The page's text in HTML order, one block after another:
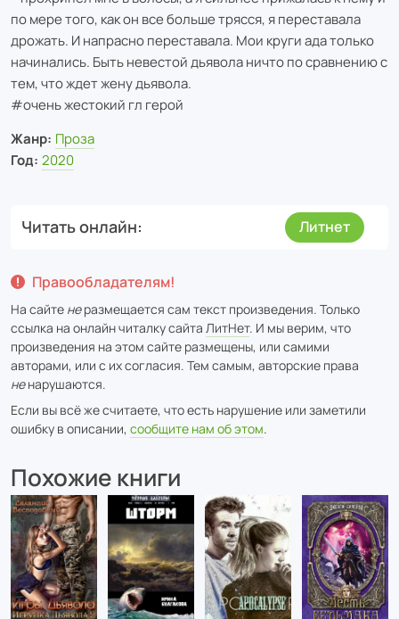
по мере того, как он все больше трясся, я переставала
дрожать. И напрасно переставала. Мои круги ада только
начинались. Быть невестой дьявола ничто по сравнению с
тем, что ждет жену дьявола.
#очень жестокий гл герой
Жанр: Проза
Год: 2020
Читать онлайн Литнет
Правообладателям!
На сайте неразмещается сам текст произведения. Только
ссылка на онлайн читалку сайта ЛитНет. И мы верим, что
произведения на этом сайте размещены, или самими
авторами, или с их согласия. Тем самым, авторские права
ненарушаются.
Если вы всё же считаете, что есть нарушение или заметили
ошибку в описании, сообщите нам об этом.
Похожие книги